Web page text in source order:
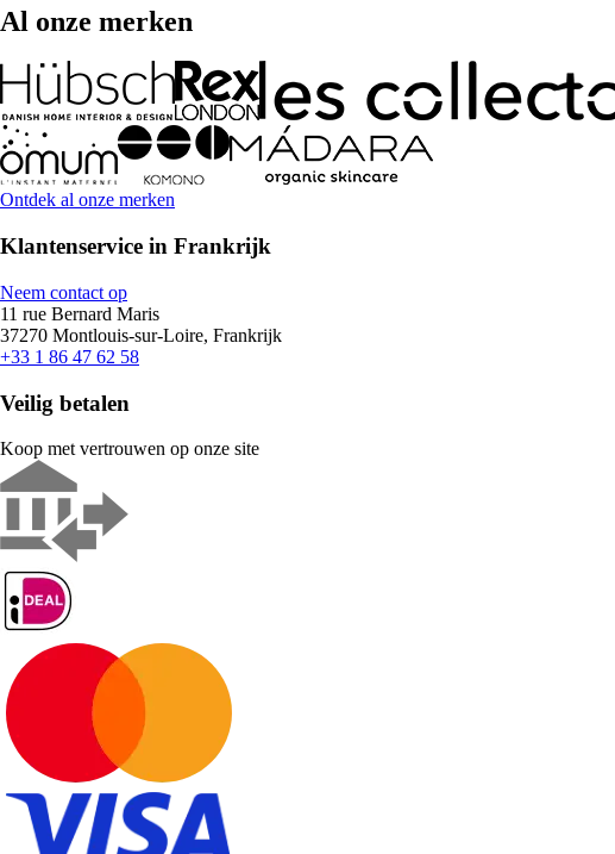
Al onze merken
Ontdek al onze merken
Klantenservice in Frankrijk
Neem contact op
11 rue Bernard Maris
37270 Montlouis-sur-Loire, Frankrijk
+33 1 86 47 62 58
Veilig betalen
Koop met vertrouwen op onze site